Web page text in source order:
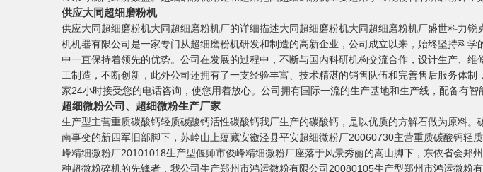
供应大同超细磨粉机
供应大同超细磨粉机大同超细磨粉机厂的详细描述大同超细磨粉机大同超细磨粉机厂盛世科力
机机器有限公司是一家专门从超细磨粉机研发和制造的高新企业，公司成立以来，始终坚持科
中一直保持着领先的优势。公司在发展的过程中，不断与国内科研机构交流合作，设计生产、
工制造，不断创新，此外公司还拥有了一支经验丰富、技术精湛的销售队伍和完善售后服务体
家24小时接受您的电话咨询，使您用着放心。公司拥有国际一流的生产基地和生产线，配备有智
超细微粉公司、超细微粉生产厂家
生产型主营重质碳酸钙轻质碳酸钙活性碳酸钙我厂生产的碳酸钙，是以优质的方解石做为原料
南事变的新四军旧部脚下，苏岭山上蕴藏安徽泾县平安超细微粉厂20060730主营重质碳酸钙
峰精细微粉厂20101018生产型偃师市俊峰精细微粉厂座落于风景秀丽的嵩山脚下，东依省会
种超微粉碎机的先锋者，我公司生产郑州市鸿运微粉有限公司20080105生产型郑州市鸿运微